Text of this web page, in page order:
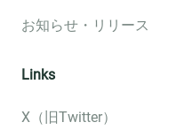
お知らせ・リリース
Links
X（旧Twitter）